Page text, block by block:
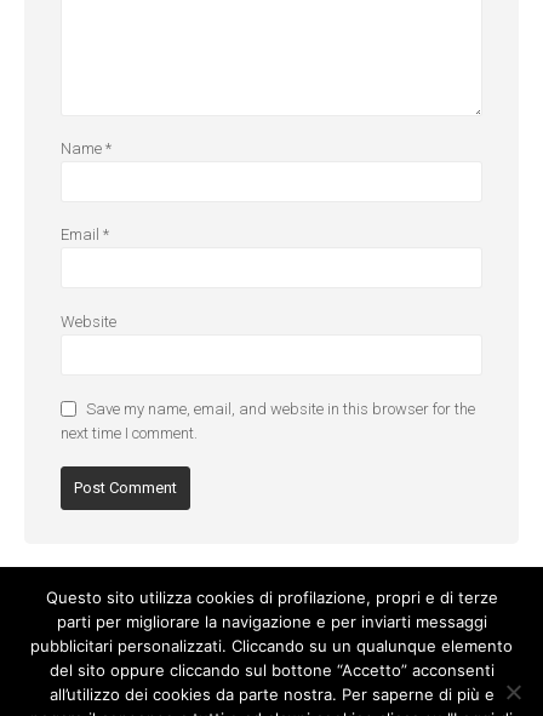
Name *
Email *
Website
Save my name, email, and website in this browser for the
next time I comment.
Questo sito utilizza cookies di profilazione, propri e di terze
parti per migliorare la navigazione e per inviarti messaggi
pubblicitari personalizzati. Cliccando su un qualunque elemento
del sito oppure cliccando sul bottone “Accetto” acconsenti
all’utilizzo dei cookies da parte nostra. Per saperne di più e